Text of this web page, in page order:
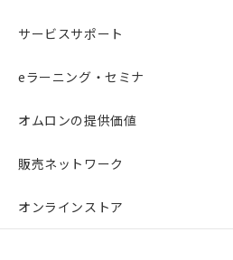
サービスサポート
eラーニング・セミナ
オムロンの提供価値
販売ネットワーク
オンラインストア